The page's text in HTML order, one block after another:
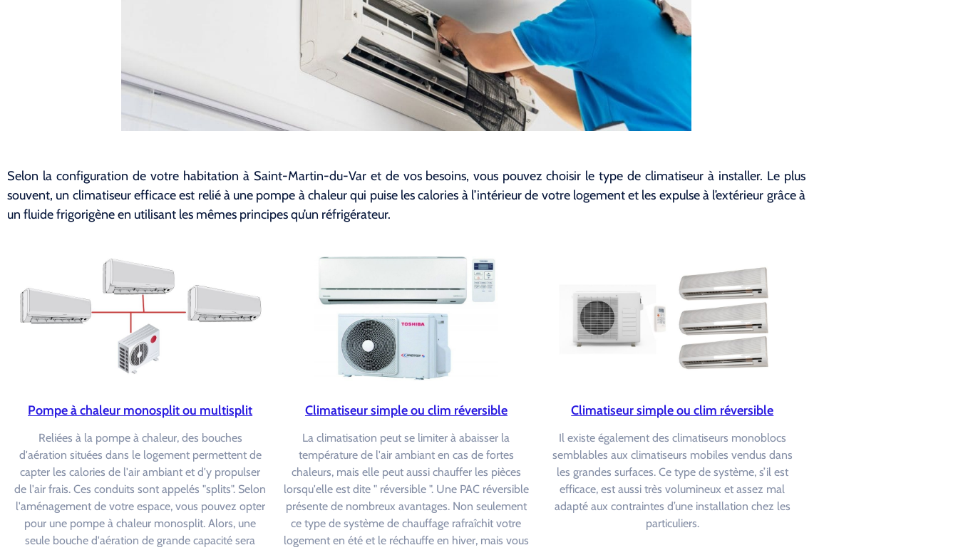
Selon la configuration de votre habitation à Saint-Martin-du-Var et de vos besoins, vous pouvez choisir le type de climatiseur à installer. Le plus
souvent, un climatiseur efficace est relié à une pompe à chaleur qui puise les calories à l’intérieur de votre logement et les expulse à l’extérieur grâce à
un fluide frigorigène en utilisant les mêmes principes qu’un réfrigérateur.
Pompe à chaleur monosplit ou multisplit
Reliées à la pompe à chaleur, des bouches
d'aération situées dans le logement permettent de
capter les calories de l'air ambiant et d'y propulser
de l'air frais. Ces conduits sont appelés "splits". Selon
l'aménagement de votre espace, vous pouvez opter
pour une pompe à chaleur monosplit. Alors, une
seule bouche d'aération de grande capacité sera
Climatiseur simple ou clim réversible
La climatisation peut se limiter à abaisser la
température de l'air ambiant en cas de fortes
chaleurs, mais elle peut aussi chauffer les pièces
lorsqu'elle est dite " réversible ". Une PAC réversible
présente de nombreux avantages. Non seulement
ce type de système de chauffage rafraîchit votre
logement en été et le réchauffe en hiver, mais vous
Climatiseur simple ou clim réversible
Il existe également des climatiseurs monoblocs
semblables aux climatiseurs mobiles vendus dans
les grandes surfaces. Ce type de système, s’il est
efficace, est aussi très volumineux et assez mal
adapté aux contraintes d’une installation chez les
particuliers.